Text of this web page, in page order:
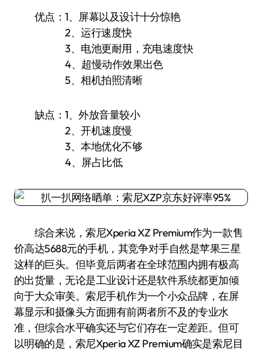
优点：1、屏幕以及设计十分惊艳
2、运行速度快
3、电池更耐用，充电速度快
4、超慢动作效果出色
5、相机拍照清晰
缺点：1、外放音量较小
2、开机速度慢
3、本地优化不够
4、屏占比低
综合来说，索尼Xperia XZ Premium作为一款售
价高达5688元的手机，其竞争对手自然是苹果三星
这样的巨头。但毕竟后两者在全球范围内拥有极高
的出货量，无论是工业设计还是软件系统都更加倾
向于大众审美。索尼手机作为一个小众品牌，在屏
幕显示和摄像头方面拥有前两者所不及的专业水
准，但综合水平确实还与它们存在一定差距。但可
以明确的是，索尼Xperia XZ Premium确实是索尼目